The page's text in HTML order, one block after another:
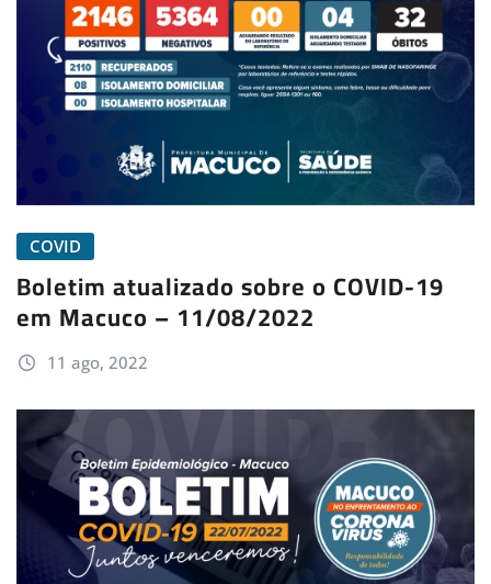
COVID
Boletim atualizado sobre o COVID-19
em Macuco – 11/08/2022
11 ago, 2022